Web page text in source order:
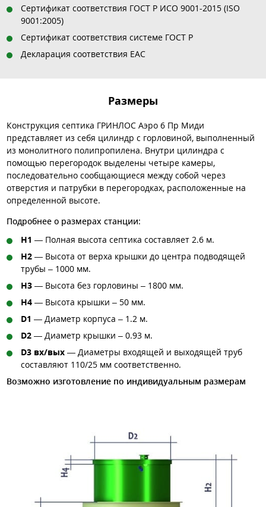
Сертификат соответствия ГОСТ Р ИСО 9001-2015 (ISO
9001:2005)
Сертификат соответствия системе ГОСТ Р
Декларация соответствия EAC
Размеры
Конструкция септика ГРИНЛОС Аэро 6 Пр Миди
представляет из себя цилиндр с горловиной, выполненный
из монолитного полипропилена. Внутри цилиндра с
помощью перегородок выделены четыре камеры,
последовательно сообщающиеся между собой через
отверстия и патрубки в перегородках, расположенные на
определенной высоте.
Подробнее о размерах станции:
H1 — Полная высота септика составляет 2.6 м.
H2 — Высота от верха крышки до центра подводящей
трубы – 1000 мм.
H3 — Высота без горловины – 1800 мм.
H4 — Высота крышки – 50 мм.
D1 — Диаметр корпуса – 1.2 м.
D2 — Диаметр крышки – 0.93 м.
D3 вх/вых — Диаметры входящей и выходящей труб
составляют 110/25 мм соответственно.
Возможно изготовление по индивидуальным размерам